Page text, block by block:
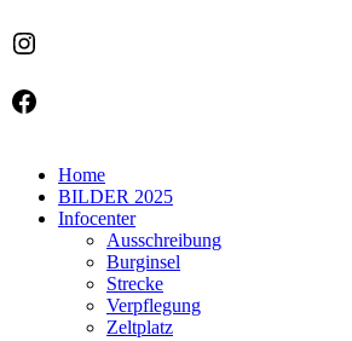
Instagram
Facebook
Home
BILDER 2025
Infocenter
Ausschreibung
Burginsel
Strecke
Verpflegung
Zeltplatz